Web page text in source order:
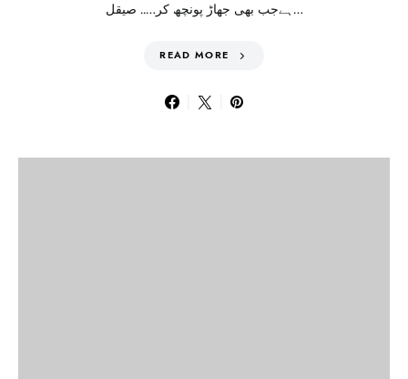
ہےجب بھی جھاڑ پونچھ کر….. صیقل…
READ MORE